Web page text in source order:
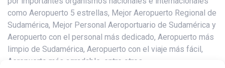
como Aeropuerto 5 estrellas, Mejor Aeropuerto Regional de
Sudamérica, Mejor Personal Aeroportuario de Sudamérica y
Aeropuerto con el personal más dedicado, Aeropuerto más
limpio de Sudamérica, Aeropuerto con el viaje más fácil,
Aeropuerto más agradable, entre otros.